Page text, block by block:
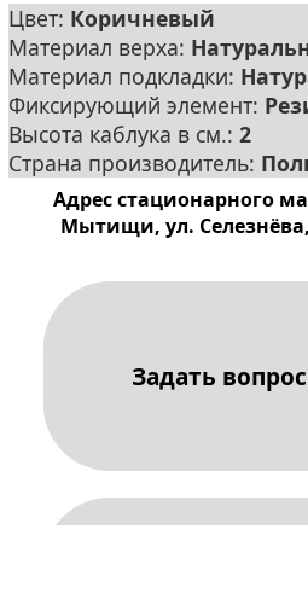
Цвет: Коричневый
Материал верха:
Материал подкладки:
Фиксирующий элемент:
Высота каблука в см.: 2
Страна производитель:
Адрес стационарного
Мытищи, ул.
Задать